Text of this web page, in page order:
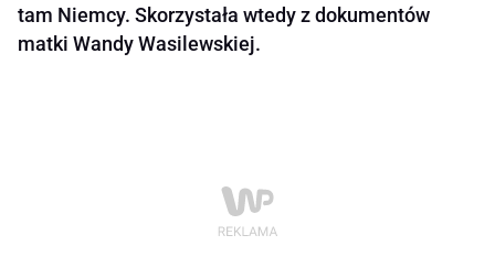
tam Niemcy. Skorzystała wtedy z dokumentów
matki Wandy Wasilewskiej.